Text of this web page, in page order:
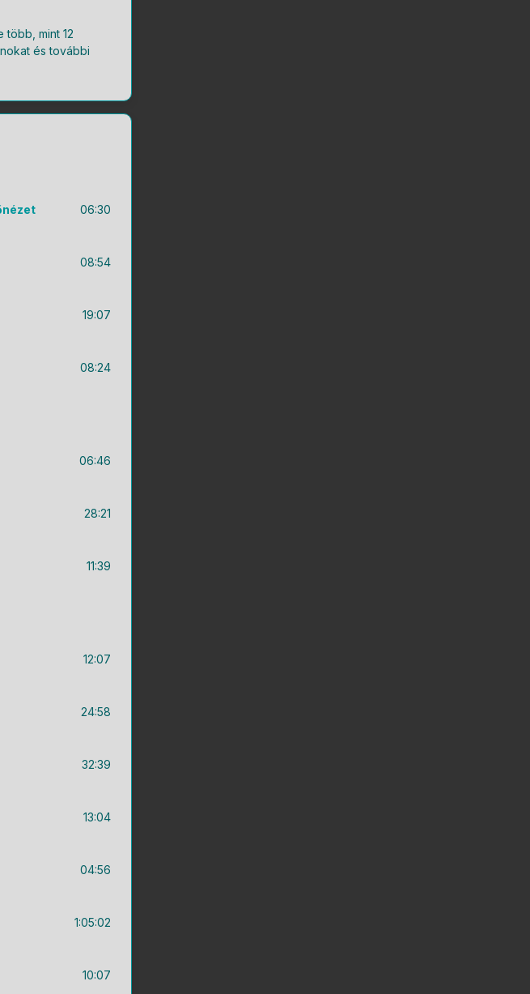
mint 12
és további
06:30
08:54
19:07
08:24
06:46
28:21
11:39
12:07
24:58
32:39
13:04
04:56
1:05:02
10:07